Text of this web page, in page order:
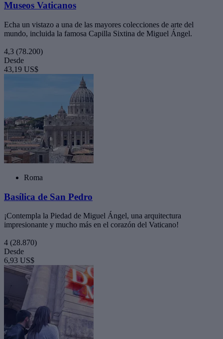
Museos Vaticanos
Echa un vistazo a una de las mayores colecciones de arte del
mundo, incluida la famosa Capilla Sixtina de Miguel Ángel.
4,3 (78.200)
Desde
43,19 US$
Roma
Basílica de San Pedro
¡Contempla la Piedad de Miguel Ángel, una arquitectura
impresionante y mucho más en el corazón del Vaticano!
4 (28.870)
Desde
6,93 US$